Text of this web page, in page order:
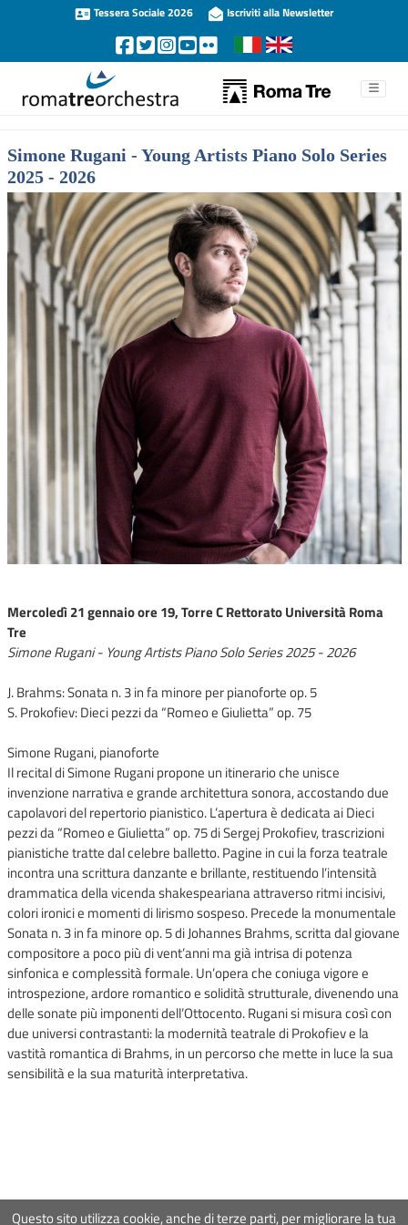
Tessera Sociale 2026 Iscriviti alla Newsletter
Simone Rugani - Young Artists Piano Solo Series
2025 - 2026
Mercoledì 21 gennaio ore 19, Torre C Rettorato Università Roma
Tre
Simone Rugani - Young Artists Piano Solo Series 2025 - 2026
J. Brahms: Sonata n. 3 in fa minore per pianoforte op. 5
S. Prokofiev: Dieci pezzi da “Romeo e Giulietta” op. 75
Simone Rugani, pianoforte
Il recital di Simone Rugani propone un itinerario che unisce
invenzione narrativa e grande architettura sonora, accostando due
capolavori del repertorio pianistico. L’apertura è dedicata ai Dieci
pezzi da “Romeo e Giulietta” op. 75 di Sergej Prokofiev, trascrizioni
pianistiche tratte dal celebre balletto. Pagine in cui la forza teatrale
incontra una scrittura danzante e brillante, restituendo l’intensità
drammatica della vicenda shakespeariana attraverso ritmi incisivi,
colori ironici e momenti di lirismo sospeso. Precede la monumentale
Sonata n. 3 in fa minore op. 5 di Johannes Brahms, scritta dal giovane
compositore a poco più di vent’anni ma già intrisa di potenza
sinfonica e complessità formale. Un’opera che coniuga vigore e
introspezione, ardore romantico e solidità strutturale, divenendo una
delle sonate più imponenti dell’Ottocento. Rugani si misura così con
due universi contrastanti: la modernità teatrale di Prokofiev e la
vastità romantica di Brahms, in un percorso che mette in luce la sua
sensibilità e la sua maturità interpretativa.
Questo sito utilizza cookie, anche di terze parti, per migliorare la tua